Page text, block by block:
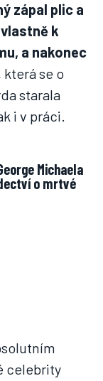
zápal plic a
k
a nakonec
se o
starala
i v práci.
Michaela
o mrtvé
celebrity